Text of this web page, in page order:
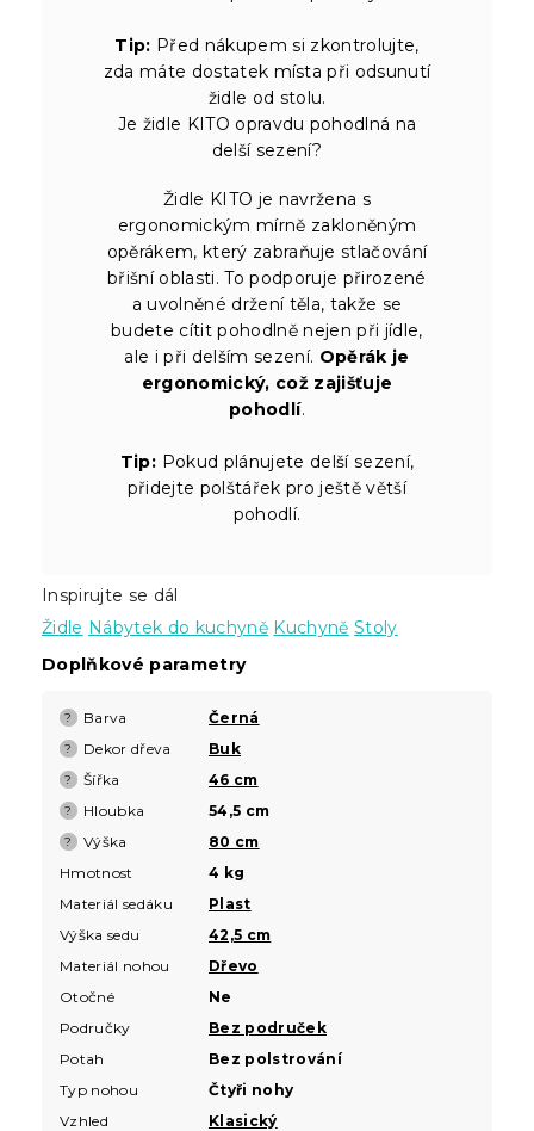
Tip: Před nákupem si zkontrolujte,
zda máte dostatek místa při odsunutí
židle od stolu.
Je židle KITO opravdu pohodlná na
delší sezení?
Židle KITO je navržena s
ergonomickým mírně zakloněným
opěrákem, který zabraňuje stlačování
břišní oblasti. To podporuje přirozené
a uvolněné držení těla, takže se
budete cítit pohodlně nejen při jídle,
ale i při delším sezení. Opěrák je
ergonomický, což zajišťuje
pohodlí.
Tip: Pokud plánujete delší sezení,
přidejte polštářek pro ještě větší
pohodlí.
Inspirujte se dál
Židle Nábytek do kuchyně Kuchyně Stoly
Doplňkové parametry
? Barva Černá
? Dekor dřeva Buk
? Šířka 46 cm
? Hloubka 54,5 cm
? Výška
80 cm
Hmotnost
4 kg
Materiál sedáku
Plast
Výška sedu
42,5 cm
Materiál nohou
Dřevo
Otočné
Ne
Područky
Bez područek
Potah
Bez polstrování
Typ nohou
Čtyři nohy
Vzhled
Klasický